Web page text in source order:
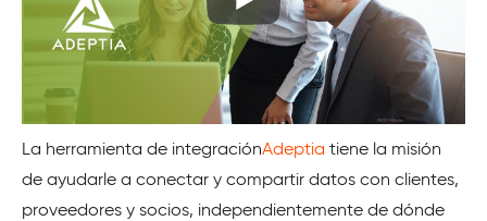
La herramienta de integraciónAdeptia tiene la misión
de ayudarle a conectar y compartir datos con clientes,
proveedores y socios, independientemente de dónde